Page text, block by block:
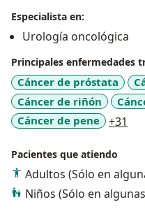
Instituto Nacional de
2022.
4. Subespecialista en
LAPAROSCÓPICA Y
Cancer AVC, Sao Paulo
Especialista en:
Urología oncológica
Principales enfermedades
Cáncer de próstata
Cáncer de riñón
Cáncer de pene
+31
Pacientes que atiendo
Adultos (Sólo en
Niños (Sólo en